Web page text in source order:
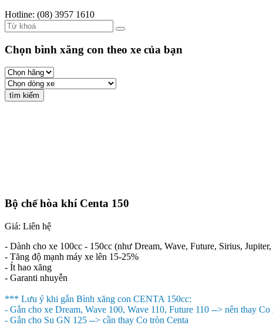
Hotline: (08) 3957 1610
Chọn bình xăng con theo xe của bạn
Bộ chế hòa khí Centa 150
Giá: Liên hệ
- Dành cho xe 100cc - 150cc (như Dream, Wave, Future, Sirius,
- Tăng độ mạnh máy xe lên 15-25%
- Ít hao xăng
- Garanti nhuyễn
*** Lưu ý khi gắn Bình xăng con CENTA 150cc:
- Gắn cho xe Dream, Wave 100, Wave 110, Future 110 --> nên thay Co
- Gắn cho Su GN 125 --> cần thay Co tròn Centa